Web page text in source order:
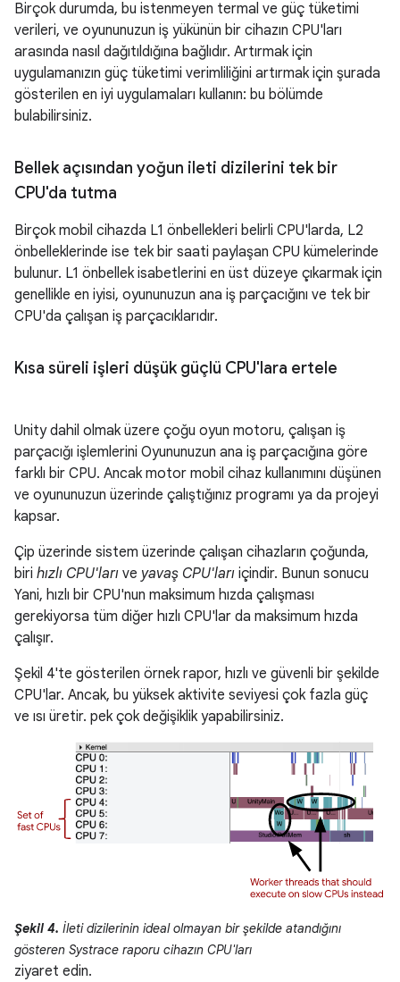
Birçok durumda, bu istenmeyen termal ve güç tüketimi
verileri, ve oyununuzun iş yükünün bir cihazın CPU'ları
arasında nasıl dağıtıldığına bağlıdır. Artırmak için
uygulamanızın güç tüketimi verimliliğini artırmak için şurada
gösterilen en iyi uygulamaları kullanın: bu bölümde
bulabilirsiniz.
Bellek açısından yoğun ileti dizilerini tek bir
CPU'da tutma
Birçok mobil cihazda L1 önbellekleri belirli CPU'larda, L2
önbelleklerinde ise tek bir saati paylaşan CPU kümelerinde
bulunur. L1 önbellek isabetlerini en üst düzeye çıkarmak için
genellikle en iyisi, oyununuzun ana iş parçacığını ve tek bir
CPU'da çalışan iş parçacıklarıdır.
Kısa süreli işleri düşük güçlü CPU'lara ertele
Unity dahil olmak üzere çoğu oyun motoru, çalışan iş
parçacığı işlemlerini Oyununuzun ana iş parçacığına göre
farklı bir CPU. Ancak motor mobil cihaz kullanımını düşünen
ve oyununuzun üzerinde çalıştığınız programı ya da projeyi
kapsar.
Çip üzerinde sistem üzerinde çalışan cihazların çoğunda,
biri hızlı CPU'ları ve yavaş CPU'ları içindir. Bunun sonucu
Yani, hızlı bir CPU'nun maksimum hızda çalışması
gerekiyorsa tüm diğer hızlı CPU'lar da maksimum hızda
çalışır.
Şekil 4'te gösterilen örnek rapor, hızlı ve güvenli bir şekilde
CPU'lar. Ancak, bu yüksek aktivite seviyesi çok fazla güç
ve ısı üretir. pek çok değişiklik yapabilirsiniz.
Şekil 4. İleti dizilerinin ideal olmayan bir şekilde atandığını
gösteren Systrace raporu cihazın CPU'ları
ziyaret edin.